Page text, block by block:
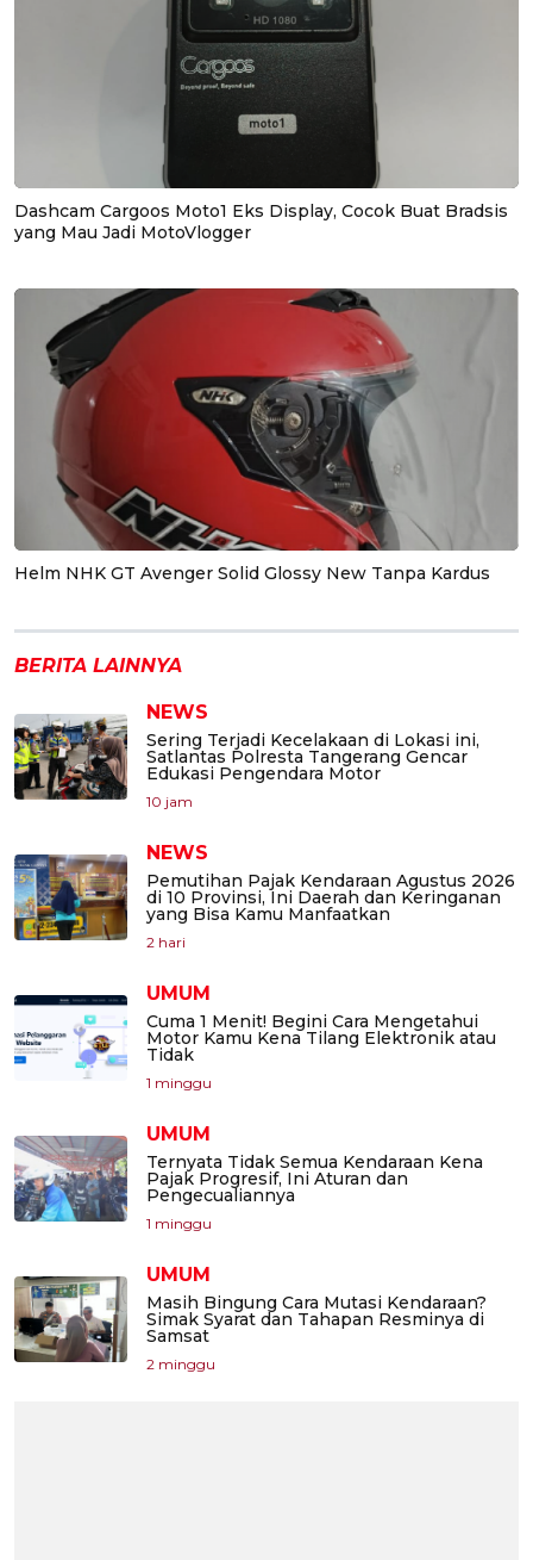
Dashcam Cargoos Moto1 Eks Display, Cocok Buat Bradsis
yang Mau Jadi MotoVlogger
Helm NHK GT Avenger Solid Glossy New Tanpa Kardus
BERITA LAINNYA
NEWS
Sering Terjadi Kecelakaan di Lokasi ini,
Satlantas Polresta Tangerang Gencar
Edukasi Pengendara Motor
10 jam
NEWS
Pemutihan Pajak Kendaraan Agustus 2026
di 10 Provinsi, Ini Daerah dan Keringanan
yang Bisa Kamu Manfaatkan
2 hari
UMUM
Cuma 1 Menit! Begini Cara Mengetahui
Motor Kamu Kena Tilang Elektronik atau
Tidak
1 minggu
UMUM
Ternyata Tidak Semua Kendaraan Kena
Pajak Progresif, Ini Aturan dan
Pengecualiannya
1 minggu
UMUM
Masih Bingung Cara Mutasi Kendaraan?
Simak Syarat dan Tahapan Resminya di
Samsat
2 minggu